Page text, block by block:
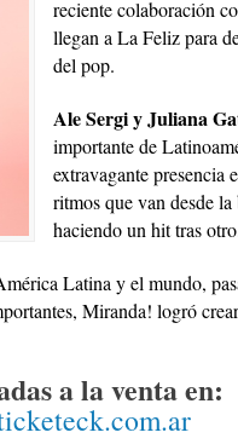
reciente colaboración
llegan a La Feliz para
del pop.
Ale Sergi y Juliana
importante de
extravagante presencia
ritmos que van desde
haciendo un hit tras
Latina y el mundo,
Miranda! logró
a la venta en: